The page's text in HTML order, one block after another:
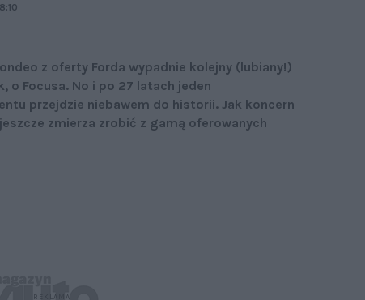
z oferty Forda wypadnie kolejny (lubiany!)
o Focusa. No i po 27 latach jeden
przejdzie niebawem do historii. Jak koncern
zmierza zrobić z gamą oferowanych